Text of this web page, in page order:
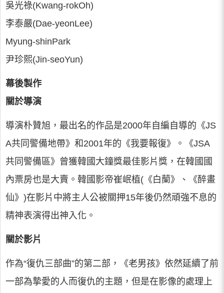
吳光祿(Kwang-rokOh)
李泰嚴(Dae-yeonLee)
Myung-shinPark
尹珍熙(Jin-seoYun)
幕後製作
關於導演
導演朴贊旭，最出名的作品是2000年自編自導的《JS
A共同警備地帶》和2001年的《我要報復》。《JSA
共同警備區》曾獲韓國大鐘獎最佳影片獎，在韓國國
內票房也是大賣。韓國影帝崔岷植(《白蘭》、《醉畫
仙》)在影片中將主人公被關押15年後仍然頑強不息的
精神表演得出神入化。
關於影片
作為“復仇三部曲”的第二部，《老男孩》依然延續了前
一部為摯愛的人而復仇的主題，但是在影像的處理上